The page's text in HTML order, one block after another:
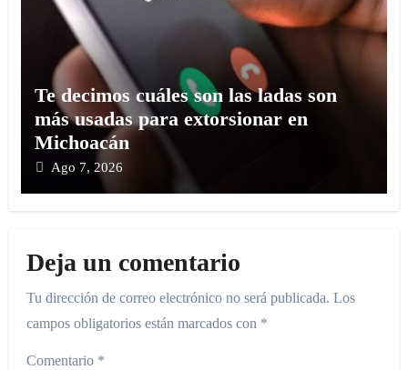
Te decimos cuáles son las ladas son
más usadas para extorsionar en
Michoacán
Ago 7, 2026
Deja un comentario
Tu dirección de correo electrónico no será publicada. Los
campos obligatorios están marcados con *
Comentario *